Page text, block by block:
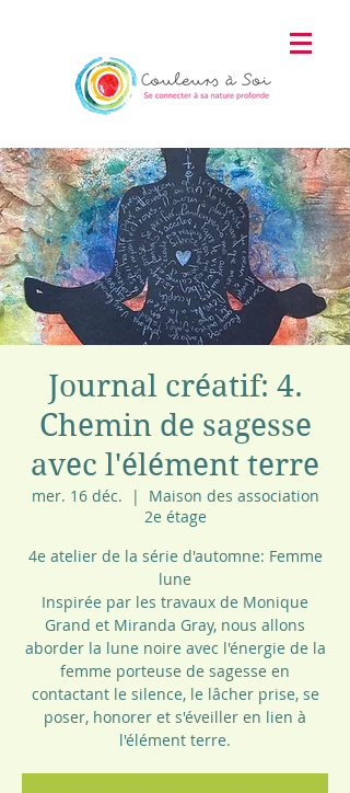
Journal créatif: 4.
Chemin de sagesse
avec l'élément terre
mer. 16 déc.
  |
Maison des association
2e étage
4e atelier de la série d'automne: Femme
lune
Inspirée par les travaux de Monique
Grand et Miranda Gray, nous allons
aborder la lune noire avec l'énergie de la
femme porteuse de sagesse en
contactant le silence, le lâcher prise, se
poser, honorer et s'éveiller en lien à
l'élément terre.